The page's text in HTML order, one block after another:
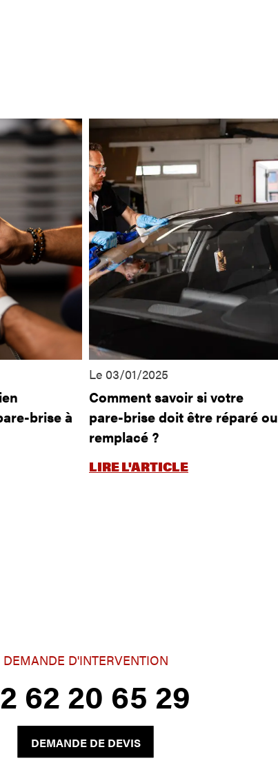
brise à
Le 03/01/2025
Comment savoir si votre
pare-brise doit être réparé ou
remplacé ?
LIRE L'ARTICLE
DEMANDE D'INTERVENTION
62 20 65 29
DEMANDE DE DEVIS